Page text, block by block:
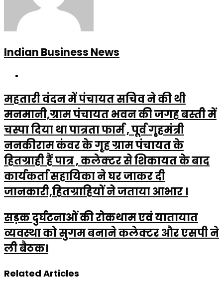
Indian Business News
महतारी वंदन में पंचायत सचिव ने की थी
मनमानी,ग्राम पंचायत भवन की जगह बस्ती में
चस्पा दिया था पात्रता फार्म , पूर्व गृहमंत्री
ननकीराम कंवर के गृह ग्राम पंचायत के
हितग्राही हैं पात्र , कलेक्टर से शिकायत के बाद
कार्यकर्ता सहायिका ने घर जाकर दी
जानकारी,हितग्राहियों ने जताया आभार ।
सड़क दुर्घटनाओं की रोकथाम एवं यातायात
व्यवस्था को सुगम बनाने कलेक्टर और एसपी ने
ली बैठक।
Related Articles